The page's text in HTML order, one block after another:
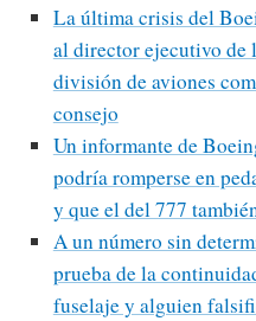
La última crisis del
al director ejecutivo de
división de aviones
consejo
Un informante de
podría romperse en
y que el del 777
A un número sin
prueba de la
fuselaje y alguien